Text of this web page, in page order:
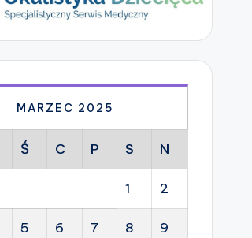
MARZEC 2025
Ś C P S N
1 2
5 6 7 8 9